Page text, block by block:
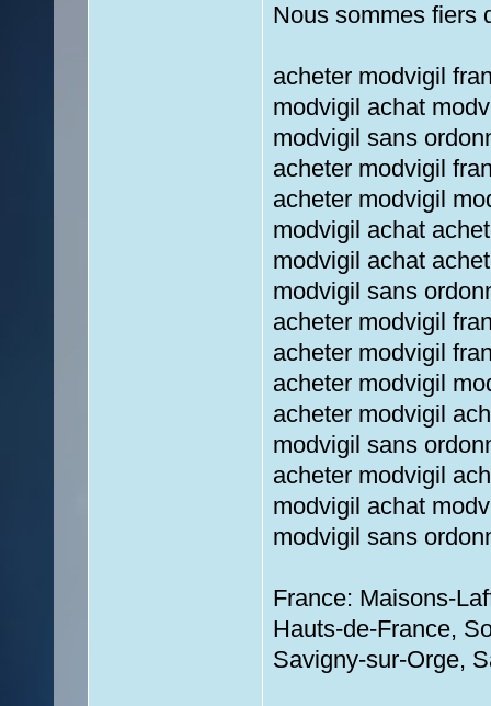
Nous sommes fiers
acheter modvigil
modvigil achat
modvigil sans
acheter modvigil
acheter modvigil
modvigil achat
modvigil achat
modvigil sans
acheter modvigil
acheter modvigil
acheter modvigil
acheter modvigil
modvigil sans
acheter modvigil
modvigil achat
modvigil sans
France: Maisons-
Hauts-de-France,
Savigny-sur-Orge,